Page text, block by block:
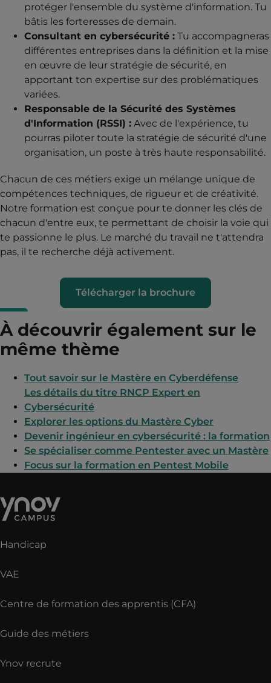
protéger l'ensemble du système d'information. Tu
bâtis les forteresses de demain.
Consultant en cybersécurité : Tu accompagneras
différentes entreprises dans la définition et la mise
en œuvre de leur stratégie de sécurité, en
apportant ton expertise sur des problématiques
variées.
Responsable de la Sécurité des Systèmes
d'Information (RSSI) : Avec de l'expérience, tu
pourras piloter toute la stratégie de sécurité d'une
organisation, un poste à très haute responsabilité.
Chacun de ces métiers exige un mélange unique de
compétences techniques, de rigueur et de créativité.
Notre formation est conçue pour te donner les clés de
chacun d'entre eux, te permettant de choisir la voie qui
te passionne le plus. Le marché du travail ne t'attendra
pas, il te recherche déjà activement.
Télécharger la brochure
À découvrir également sur le
même thème
Tout savoir sur le Mastère en Cyberdéfense
Les détails du titre RNCP Expert en
Cybersécurité
Explorer les options du Mastère Cyber
Devenir ingénieur en cybersécurité : la formation
Se spécialiser comme Pentester avec un Mastère
Focus sur la formation en Pentest Mobile
Handicap
VAE
Centre de formation des apprentis (CFA)
Guide des métiers
Ynov recrute